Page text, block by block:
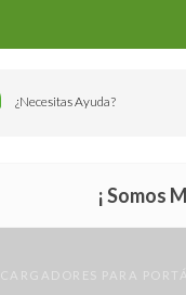
¿Necesitas Ayuda?
¡ Somos
CARGADORES PARA